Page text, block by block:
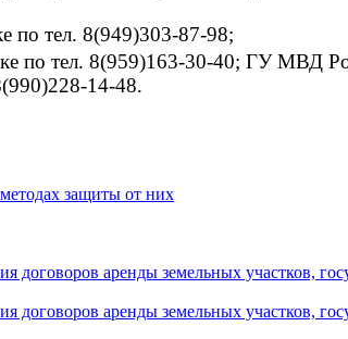
по тел. 8(949)303-87-98;
по тел. 8(959)163-30-40; ГУ МВД
14-48.
защиты от них
аренды земельных участков,
аренды земельных участков,